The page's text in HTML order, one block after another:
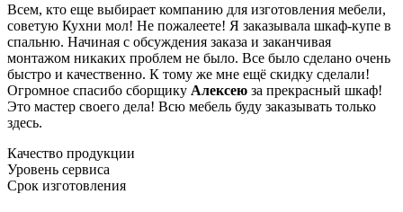
Всем, кто еще выбирает компанию для изготовления мебели,
советую Кухни мол! Не пожалеете! Я заказывала шкаф-купе в
спальню. Начиная с обсуждения заказа и заканчивая
монтажом никаких проблем не было. Все было сделано очень
быстро и качественно. К тому же мне ещё скидку сделали!
Огромное спасибо сборщику Алексею за прекрасный шкаф!
Это мастер своего дела! Всю мебель буду заказывать только
здесь.
Качество продукции
Уровень сервиса
Срок изготовления